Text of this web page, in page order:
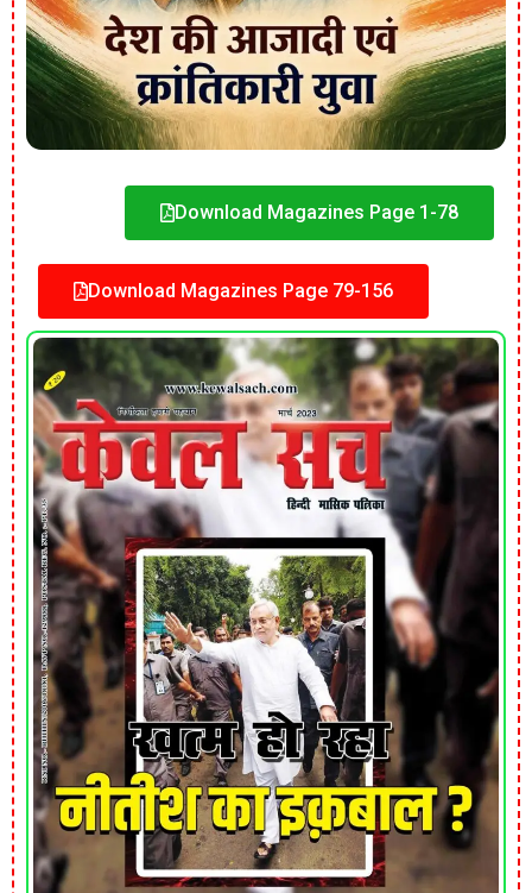
Download Magazines Page 1-78
Download Magazines Page 79-156